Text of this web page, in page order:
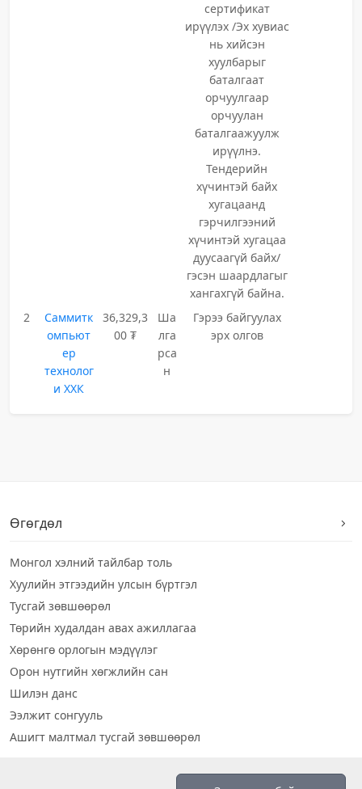
сертификат
ирүүлэх /Эх хувиас
нь хийсэн
хуулбарыг
баталгаат
орчуулгаар
орчуулан
баталгаажуулж
ирүүлнэ.
Тендерийн
хүчинтэй байх
хугацаанд
гэрчилгээний
хүчинтэй хугацаа
дуусаагүй байх/
гэсэн шаардлагыг
хангахгүй байна.
2
Саммитк
омпьют
ер
технолог
и ХХК
36,329,3
00 ₮
Ша
лга
рса
н
Гэрээ байгуулах
эрх олгов
Өгөгдөл
Монгол хэлний тайлбар толь
Хуулийн этгээдийн улсын бүртгэл
Тусгай зөвшөөрөл
Төрийн худалдан авах ажиллагаа
Хөрөнгө орлогын мэдүүлэг
Орон нутгийн хөгжлийн сан
Шилэн данс
Ээлжит сонгууль
Ашигт малтмал тусгай зөвшөөрөл